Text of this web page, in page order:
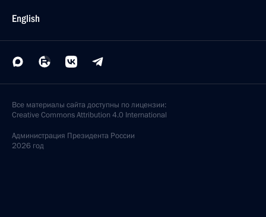
English
Все материалы сайта доступны по лицензии:
Creative Commons Attribution 4.0 International
Администрация Президента России
2026 год